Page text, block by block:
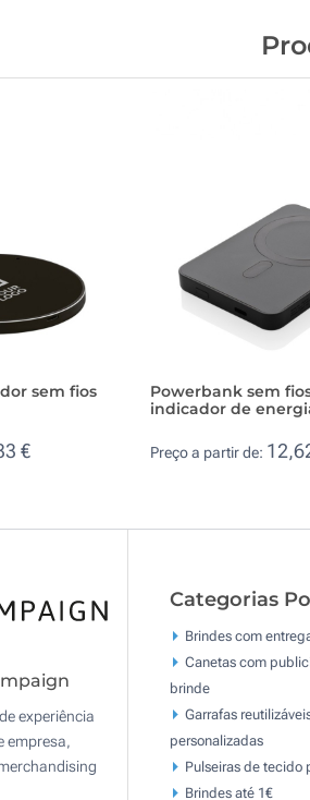
sem fios
€
Powerbank sem
indicador de
Preço a partir de:
experiência
empresa,
Categorias
Brindes com
Canetas com
brinde
Garrafas
personalizadas
Pulseiras de tecido
Brindes até 1€